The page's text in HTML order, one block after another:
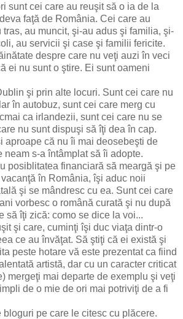
sunt cei care au reuşit să o ia de la
faţă de România. Cei care au
au muncit, şi-au adus şi familia, şi-
au servicii şi case şi familii fericite.
despre care nu veţi auzi în veci
ei nu sunt o ştire. Ei sunt oameni
şi prin alte locuri. Sunt cei care nu
în autobuz, sunt cei care merg cu
ca irlandezii, sunt cei care nu se
nu sunt dispuşi să îţi dea în cap.
aproape că nu îi mai deosebeşti de
neam s-a întâmplat să îi adopte.
posiblitatea financiară să meargă şi pe
în România, îşi aduc noii
şi se mândresc cu ea. Sunt cei care
vorbesc o română curată şi nu după
să îţi zică: como se dice la voi...
şi care, cuminţi îşi duc viaţa dintr-o
ce au învăţat. Să ştiţi că ei există şi
peste hotare vă este prezentat ca fiind
artistă, dar cu un caracter criticat
mergeţi mai departe de exemplu şi veţi
de o mie de ori mai potriviţi de a fi
bloguri pe care le citesc cu plăcere.